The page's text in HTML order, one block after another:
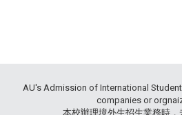
AU's Admission of International
companies or
本校辦理境外生招生業務時，